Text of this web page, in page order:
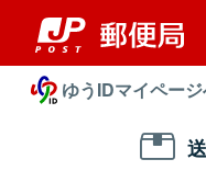
ゆうIDマイペー